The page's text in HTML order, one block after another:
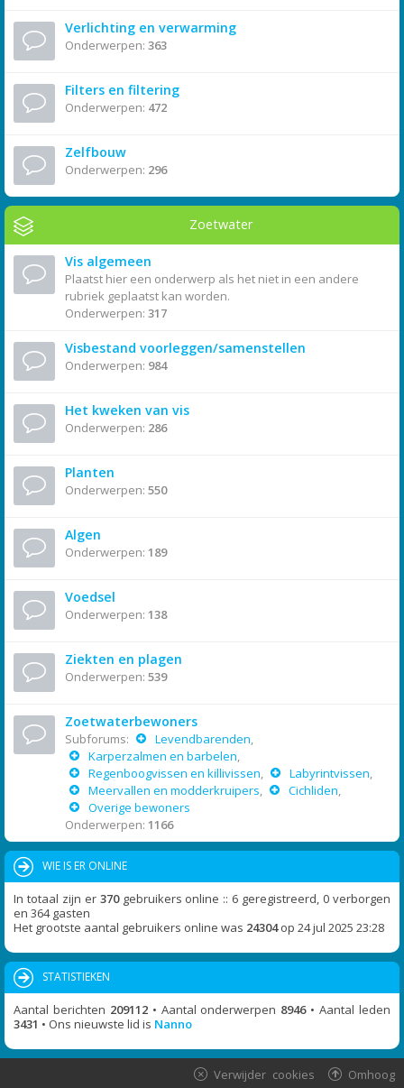
Verlichting en verwarming
Onderwerpen: 363
Filters en filtering
Onderwerpen: 472
Zelfbouw
Onderwerpen: 296
Zoetwater
Vis algemeen
Plaatst hier een onderwerp als het niet in een andere
rubriek geplaatst kan worden.
Onderwerpen: 317
Visbestand voorleggen/samenstellen
Onderwerpen: 984
Het kweken van vis
Onderwerpen: 286
Planten
Onderwerpen: 550
Algen
Onderwerpen: 189
Voedsel
Onderwerpen: 138
Ziekten en plagen
Onderwerpen: 539
Zoetwaterbewoners
Subforums: Levendbarenden,
Karperzalmen en barbelen,
Regenboogvissen en killivissen, Labyrintvissen,
Meervallen en modderkruipers, Cichliden,
Overige bewoners
Onderwerpen: 1166
WIE IS ER ONLINE
In totaal zijn er 370gebruikers online :: 6 geregistreerd, 0 verborgen
en 364 gasten
Het grootste aantal gebruikers online was 24304op 24 jul 2025 23:28
STATISTIEKEN
Aantal berichten 209112• Aantal onderwerpen 8946• Aantal leden
3431 • Ons nieuwste lid is Nanno
Omhoog
Verwijder cookies